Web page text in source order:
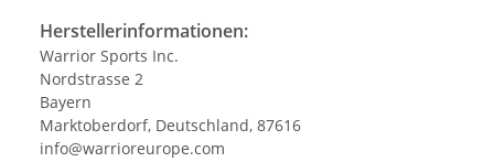
Herstellerinformationen:
Warrior Sports Inc.
Nordstrasse 2
Bayern
Marktoberdorf, Deutschland, 87616
info@warrioreurope.com